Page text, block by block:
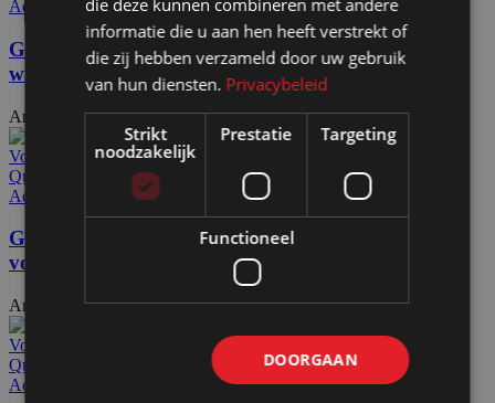
Add to wishlist
Glaswand glas en onderpaneel HxB197x104cm op
wielen
Artikelnummer: 110100€485,00 Excl. BTW
Voeg toe aan offerteaanvraag
Quick view
Add to wishlist
Glaswand glas en onderpaneel HxB190x104cm op
voeten
Artikelnummer: 110200€437,50 Excl. BTW
Voeg toe aan offerteaanvraag
Quick view
Add to wishlist
informatie die u aan hen heeft verstrekt of
die zij hebben verzameld door uw gebruik
van hun diensten. Privacybeleid
Strikt
noodzakelijk
Prestatie Targeting
Functioneel
DOORGAAN